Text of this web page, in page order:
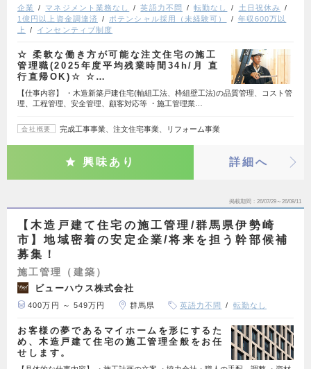
企業
マネジメント業務なし 英語力不問 転勤なし
土日祝休み
1億円以上資金調達済
ポテンシャル採用（未経験可）
年収600万以
上
インセンティブ制度
☆ 柔軟な働き方が可能な注文住宅の施工
管理職(2025年度平均残業時間34h/月 直
行直帰OK)☆ ☆…
【仕事内容】 ・木造新築戸建住宅(軸組工法、枠組壁工法)の品質管理、コスト管
理、工程管理、安全管理、顧客対応等 ・施工管理業…
会社概要 完成工事事業、注文住宅事業、リフォーム事業
興味あり 詳細へ
掲載期間 26/07/29～26/08/11
【木造戸建て住宅の施工管理/群馬県伊勢崎
市】地域密着の安定企業/将来を担う幹部候補
募集！
施工管理（建築）
ビューハウス株式会社
400万円 ～ 549万円 群馬県 英語力不問 転勤なし
お客様の夢であるマイホームを形にするた
め、木造戸建て住宅の施工管理全般をお任
せします。